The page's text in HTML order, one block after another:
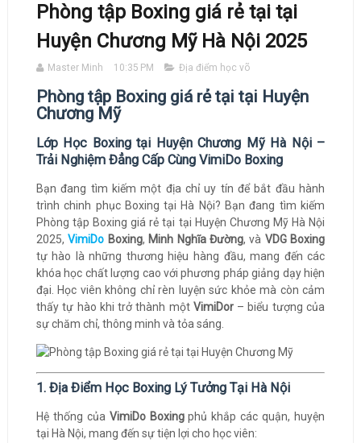
Phòng tập Boxing giá rẻ tại tại
Huyện Chương Mỹ Hà Nội 2025
Master Minh 10:35 PM Địa điểm học võ
Phòng tập Boxing giá rẻ tại tại Huyện
Chương Mỹ
Lớp Học Boxing tại Huyện Chương Mỹ Hà Nội –
Trải Nghiệm Đẳng Cấp Cùng VimiDo Boxing
Bạn đang tìm kiếm một địa chỉ uy tín để bắt đầu hành
trình chinh phục Boxing tại Hà Nội? Bạn đang tìm kiếm
Phòng tập Boxing giá rẻ tại tại Huyện Chương Mỹ Hà Nội
2025,VimiDo Boxing, Minh Nghĩa Đường, và VDG Boxing
tự hào là những thương hiệu hàng đầu, mang đến các
khóa học chất lượng cao với phương pháp giảng dạy hiện
đại. Học viên không chỉ rèn luyện sức khỏe mà còn cảm
thấy tự hào khi trở thành một VimiDor– biểu tượng của
sự chăm chỉ, thông minh và tỏa sáng.
1. Địa Điểm Học Boxing Lý Tưởng Tại Hà Nội
Hệ thống của VimiDo Boxingphủ khắp các quận, huyện
tại Hà Nội, mang đến sự tiện lợi cho học viên: